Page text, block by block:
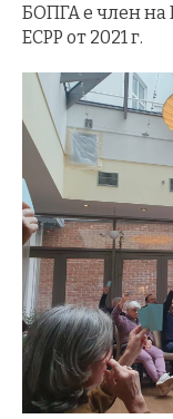
БОПГА е член на
ECPP от 2021 г.